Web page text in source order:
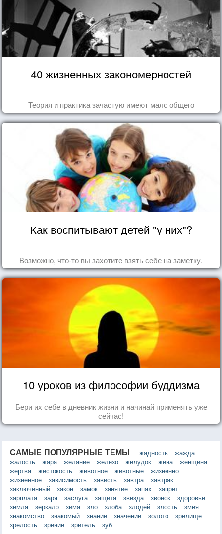
40 жизненных закономерностей
Теория и практика зачастую имеют мало общего
Как воспитывают детей "у них"?
Возможно, что-то вы захотите взять себе на заметку.
10 уроков из философии буддизма
Бери их себе в дневник жизни и начинай применять уже
сейчас!
САМЫЕ ПОПУЛЯРНЫЕ ТЕМЫ жадность
жажда
жалость
жара желание железо желудок жена
женщина
жертва
жестокость животное животные
жизненно
жизненное
зависимость зависть завтра
завтрак
заключённый
закон замок занятие запах
запрет
зарплата
заря заслуга защита звезда звонок
здоровье
земля
зеркало зима зло злоба злодей злость
змея
знакомство
знакомый знание значение золото
зрелище
зрелость
зрение зритель зуб